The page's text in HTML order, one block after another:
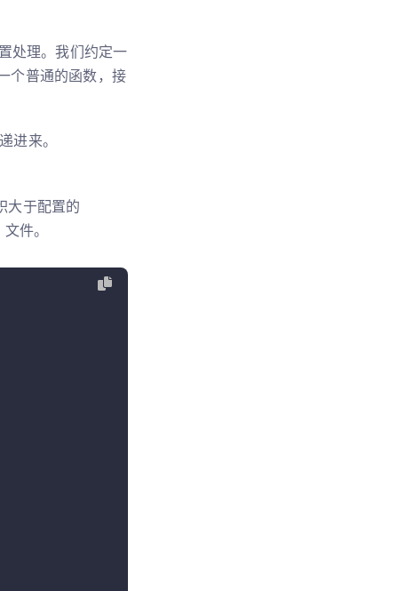
处理。我们约定一
个普通的函数，接
进来。
大于配置的
文件。